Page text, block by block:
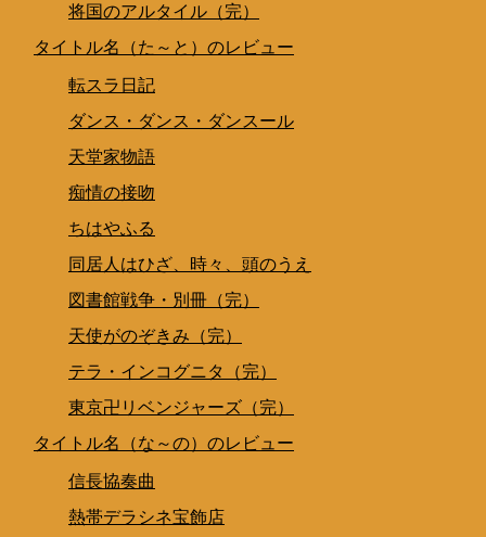
将国のアルタイル（完）
タイトル名（た～と）のレビュー
転スラ日記
ダンス・ダンス・ダンスール
天堂家物語
痴情の接吻
ちはやふる
同居人はひざ、時々、頭のうえ
図書館戦争・別冊（完）
天使がのぞきみ（完）
テラ・インコグニタ（完）
東京卍リベンジャーズ（完）
タイトル名（な～の）のレビュー
信長協奏曲
熱帯デラシネ宝飾店